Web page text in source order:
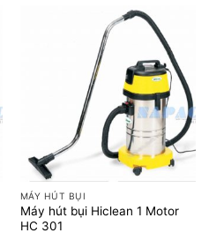
MÁY HÚT BỤI
Máy hút bụi Hiclean 1 Motor
HC 301